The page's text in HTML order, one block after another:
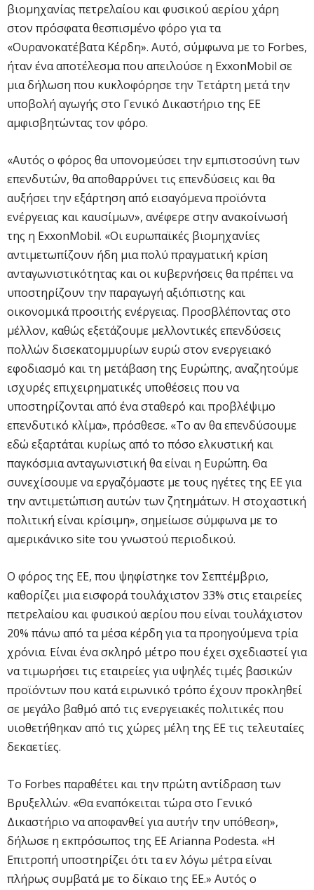
βιομηχανίας πετρελαίου και φυσικού αερίου χάρη
στον πρόσφατα θεσπισμένο φόρο για τα
«Ουρανοκατέβατα Κέρδη». Αυτό, σύμφωνα με το Forbes,
ήταν ένα αποτέλεσμα που απειλούσε η ExxonMobil σε
μια δήλωση που κυκλοφόρησε την Τετάρτη μετά την
υποβολή αγωγής στο Γενικό Δικαστήριο της ΕΕ
αμφισβητώντας τον φόρο.
«Αυτός ο φόρος θα υπονομεύσει την εμπιστοσύνη των
επενδυτών, θα αποθαρρύνει τις επενδύσεις και θα
αυξήσει την εξάρτηση από εισαγόμενα προϊόντα
ενέργειας και καυσίμων», ανέφερε στην ανακοίνωσή
της η ExxonMobil. «Οι ευρωπαϊκές βιομηχανίες
αντιμετωπίζουν ήδη μια πολύ πραγματική κρίση
ανταγωνιστικότητας και οι κυβερνήσεις θα πρέπει να
υποστηρίζουν την παραγωγή αξιόπιστης και
οικονομικά προσιτής ενέργειας. Προσβλέποντας στο
μέλλον, καθώς εξετάζουμε μελλοντικές επενδύσεις
πολλών δισεκατομμυρίων ευρώ στον ενεργειακό
εφοδιασμό και τη μετάβαση της Ευρώπης, αναζητούμε
ισχυρές επιχειρηματικές υποθέσεις που να
υποστηρίζονται από ένα σταθερό και προβλέψιμο
επενδυτικό κλίμα», πρόσθεσε. «Το αν θα επενδύσουμε
εδώ εξαρτάται κυρίως από το πόσο ελκυστική και
παγκόσμια ανταγωνιστική θα είναι η Ευρώπη. Θα
συνεχίσουμε να εργαζόμαστε με τους ηγέτες της ΕΕ για
την αντιμετώπιση αυτών των ζητημάτων. Η στοχαστική
πολιτική είναι κρίσιμη», σημείωσε σύμφωνα με το
αμερικάνικο site του γνωστού περιοδικού.
Ο φόρος της ΕΕ, που ψηφίστηκε τον Σεπτέμβριο,
καθορίζει μια εισφορά τουλάχιστον 33% στις εταιρείες
πετρελαίου και φυσικού αερίου που είναι τουλάχιστον
20% πάνω από τα μέσα κέρδη για τα προηγούμενα τρία
χρόνια. Είναι ένα σκληρό μέτρο που έχει σχεδιαστεί για
να τιμωρήσει τις εταιρείες για υψηλές τιμές βασικών
προϊόντων που κατά ειρωνικό τρόπο έχουν προκληθεί
σε μεγάλο βαθμό από τις ενεργειακές πολιτικές που
υιοθετήθηκαν από τις χώρες μέλη της ΕΕ τις τελευταίες
δεκαετίες.
Το Forbes παραθέτει και την πρώτη αντίδραση των
Βρυξελλών. «Θα εναπόκειται τώρα στο Γενικό
Δικαστήριο να αποφανθεί για αυτήν την υπόθεση»,
δήλωσε η εκπρόσωπος της ΕΕ Arianna Podesta. «Η
Επιτροπή υποστηρίζει ότι τα εν λόγω μέτρα είναι
πλήρως συμβατά με το δίκαιο της ΕΕ.» Αυτός ο